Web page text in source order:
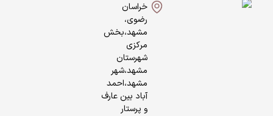
خراسان
رضوی،
مشهد،بخش
مرکزی
شهرستان
مشهد،شهر
مشهد،احمد
آباد بین عارف
و پرستار